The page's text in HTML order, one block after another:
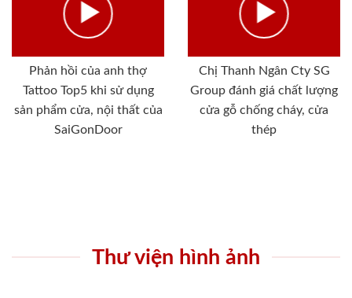
Phản hồi của anh thợ
Tattoo Top5 khi sử dụng
sản phẩm cửa, nội thất của
SaiGonDoor
Chị Thanh Ngân Cty SG
Group đánh giá chất lượng
cửa gỗ chống cháy, cửa
thép
Thư viện hình ảnh